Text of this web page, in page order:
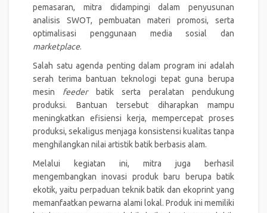
pemasaran, mitra didampingi dalam penyusunan
analisis SWOT, pembuatan materi promosi, serta
optimalisasi penggunaan media sosial dan
marketplace.
Salah satu agenda penting dalam program ini adalah
serah terima bantuan teknologi tepat guna berupa
mesin feederbatik serta peralatan pendukung
produksi. Bantuan tersebut diharapkan mampu
meningkatkan efisiensi kerja, mempercepat proses
produksi, sekaligus menjaga konsistensi kualitas tanpa
menghilangkan nilai artistik batik berbasis alam.
Melalui kegiatan ini, mitra juga berhasil
mengembangkan inovasi produk baru berupa batik
ekotik, yaitu perpaduan teknik batik dan ekoprint yang
memanfaatkan pewarna alami lokal. Produk ini memiliki